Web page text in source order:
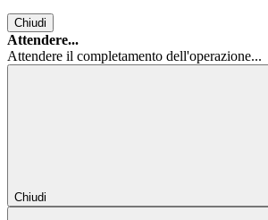
Chiudi
Attendere...
Attendere il completamento dell'operazione...
Chiudi